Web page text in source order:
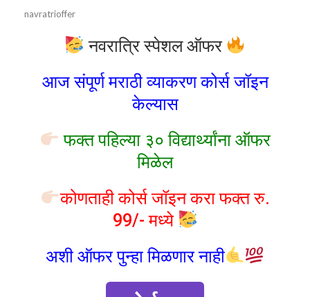
navratrioffer
नवरात्रि स्पेशल ऑफर
आज संपूर्ण मराठी व्याकरण कोर्स जॉइन
केल्यास
फक्त पहिल्या ३० विद्यार्थ्यांना ऑफर
मिळेल
कोणताही कोर्स जॉइन करा फक्त रु.
99/- मध्ये
अशी ऑफर पुन्हा मिळणार नाही